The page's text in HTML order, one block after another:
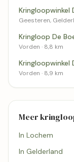
Kringloopwinkel
Geesteren,
Kringloop De
Vorden · 8,8 km
Kringloopwinkel
Vorden · 8,9 km
Meer
In Lochem
In Gelderland